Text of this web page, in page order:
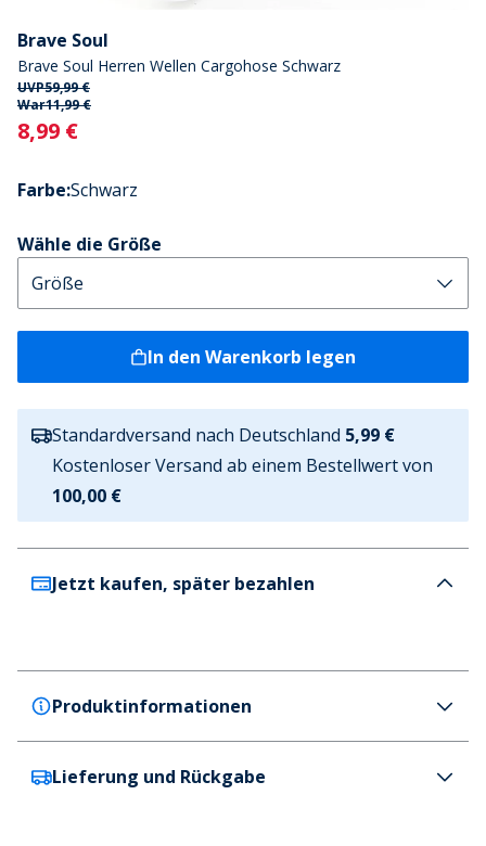
Brave Soul
Brave Soul Herren Wellen Cargohose Schwarz
UVP59,99 €
War11,99 €
Current
8,99 €
Farbe:Schwarz
Wähle die Größe
In den Warenkorb legen
Standardversand nach Deutschland 5,99 €
Kostenloser Versand ab einem Bestellwert von
100,00 €
Jetzt kaufen, später bezahlen
Produktinformationen
Brave Soul
Lieferung und Rückgabe